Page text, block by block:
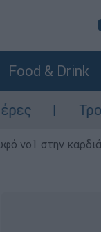
Food & Drink
νο1 στην